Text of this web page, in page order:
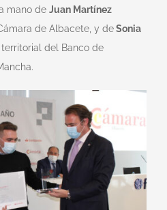
mano de Juan Martínez
de Albacete, y deSonia
del Banco de